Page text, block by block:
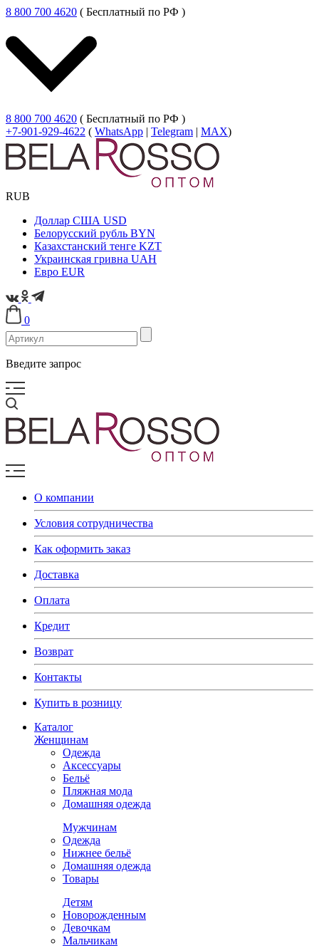
8 800 700 4620 ( Бесплатный по РФ )
8 800 700 4620 ( Бесплатный по РФ )
+7-901-929-4622 ( WhatsApp | Telegram | MAX)
RUB
Доллар США USD
Белорусский рубль BYN
Казахстанский тенге KZT
Украинская гривна UAH
Евро EUR
0
Введите запрос
О компании
Условия сотрудничества
Как оформить заказ
Доставка
Оплата
Кредит
Возврат
Контакты
Купить в розницу
Каталог
Женщинам
Одежда
Аксессуары
Бельё
Пляжная мода
Домашняя одежда
Мужчинам
Одежда
Нижнее бельё
Домашняя одежда
Товары
Детям
Новорожденным
Девочкам
Мальчикам